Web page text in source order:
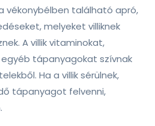
vékonybélben található apró,
melyeket villiknek
A villik vitaminokat,
tápanyagokat szívnak
Ha a villik sérülnek,
tápanyagot felvenni,